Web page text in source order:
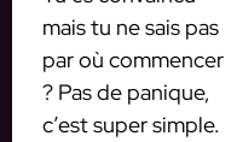
mais tu ne sais pas
par où commencer
? Pas de panique,
c’est super simple.